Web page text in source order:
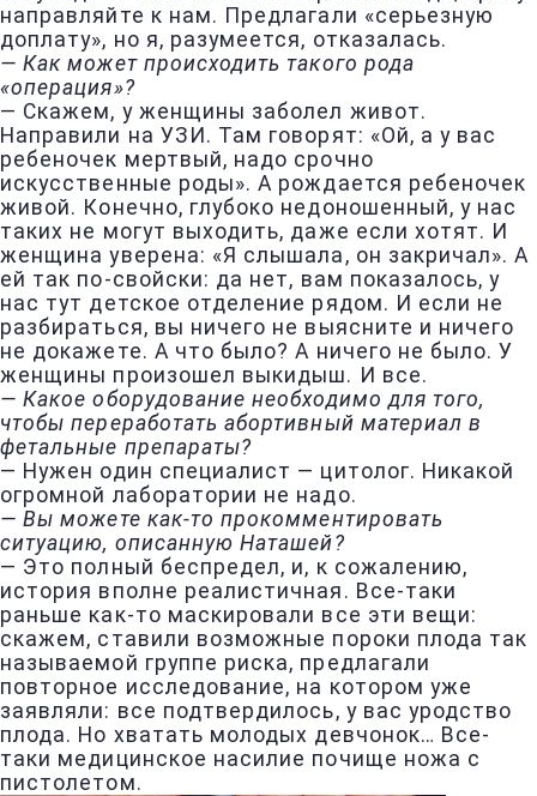
направляйте к нам. Предлагали «серьезную
доплату», но я, разумеется, отказалась.
— Как может происходить такого рода
«операция»?
— Скажем, у женщины заболел живот.
Направили на УЗИ. Там говорят: «Ой, а у вас
ребеночек мертвый, надо срочно
искусственные роды». А рождается ребеночек
живой. Конечно, глубоко недоношенный, у нас
таких не могут выходить, даже если хотят. И
женщина уверена: «Я слышала, он закричал». А
ей так по-свойски: да нет, вам показалось, у
нас тут детское отделение рядом. И если не
разбираться, вы ничего не выясните и ничего
не докажете. А что было? А ничего не было. У
женщины произошел выкидыш. И все.
— Какое оборудование необходимо для того,
чтобы переработать абортивный материал в
фетальные препараты?
— Нужен один специалист — цитолог. Никакой
огромной лаборатории не надо.
— Вы можете как-то прокомментировать
ситуацию, описанную Наташей?
— Это полный беспредел, и, к сожалению,
история вполне реалистичная. Все-таки
раньше как-то маскировали все эти вещи:
скажем, ставили возможные пороки плода так
называемой группе риска, предлагали
повторное исследование, на котором уже
заявляли: все подтвердилось, у вас уродство
плода. Но хватать молодых девчонок… Все-
таки медицинское насилие почище ножа с
пистолетом.